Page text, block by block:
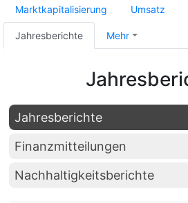
Marktkapitalisierung Umsatz
Jahresberichte Mehr
Jahresberichte
Finanzmitteilungen
Nachhaltigkeitsberichte